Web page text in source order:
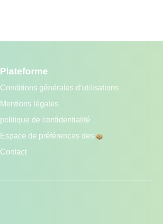
Plateforme
Conditions générales d’utilisations
Mentions légales
politique de confidentialité
Espace de préférences des
Contact